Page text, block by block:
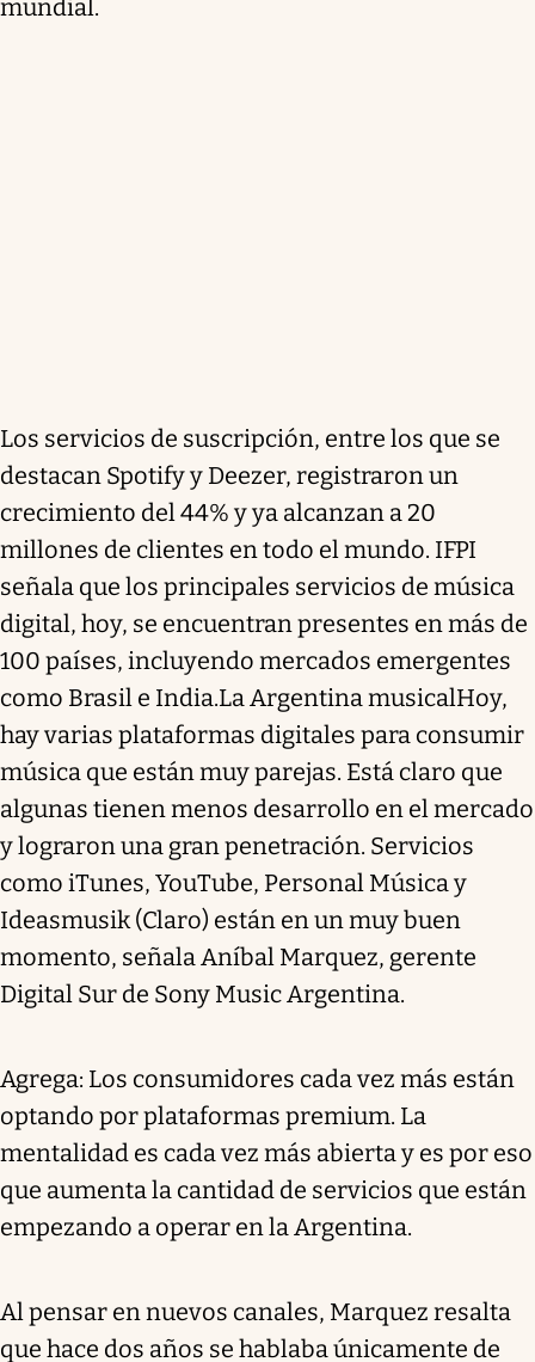
mundial.
Los servicios de suscripción, entre los que se
destacan Spotify y Deezer, registraron un
crecimiento del 44% y ya alcanzan a 20
millones de clientes en todo el mundo. IFPI
señala que los principales servicios de música
digital, hoy, se encuentran presentes en más de
100 países, incluyendo mercados emergentes
como Brasil e India.La Argentina musicalHoy,
hay varias plataformas digitales para consumir
música que están muy parejas. Está claro que
algunas tienen menos desarrollo en el mercado
y lograron una gran penetración. Servicios
como iTunes, YouTube, Personal Música y
Ideasmusik (Claro) están en un muy buen
momento, señala Aníbal Marquez, gerente
Digital Sur de Sony Music Argentina.
Agrega: Los consumidores cada vez más están
optando por plataformas premium. La
mentalidad es cada vez más abierta y es por eso
que aumenta la cantidad de servicios que están
empezando a operar en la Argentina.
Al pensar en nuevos canales, Marquez resalta
que hace dos años se hablaba únicamente de